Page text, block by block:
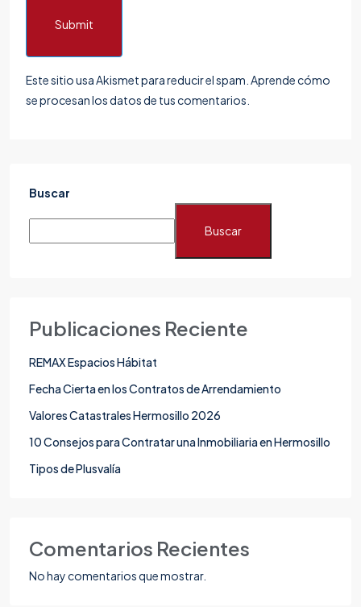
Submit
Este sitio usa Akismet para reducir el spam. Aprende cómo
se procesan los datos de tus comentarios.
Buscar
Buscar
Publicaciones Reciente
REMAX Espacios Hábitat
Fecha Cierta en los Contratos de Arrendamiento
Valores Catastrales Hermosillo 2026
10 Consejos para Contratar una Inmobiliaria en Hermosillo
Tipos de Plusvalía
Comentarios Recientes
No hay comentarios que mostrar.